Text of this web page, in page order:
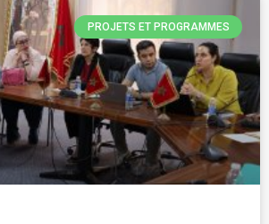
PROJETS ET PROGRAMMES